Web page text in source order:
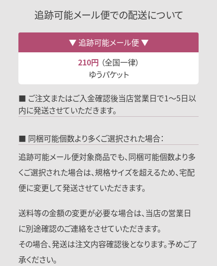
追跡可能メール便での配送について
追跡可能メール便
210円 （全国一律）
ゆうパケット
■ ご注文またはご入金確認後当店営業日で1～5日以
内に発送させていただきます。
■ 同梱可能個数より多くご選択された場合：
追跡可能メール便対象商品でも、同梱可能個数より多
くご選択された場合は、規格サイズを超えるため、宅配
便に変更して発送させていただきます。
送料等の金額の変更が必要な場合は、当店の営業日
に別途確認のご連絡をさせていただきます。
その場合、発送は注文内容確認後となります。予めご了
承ください。